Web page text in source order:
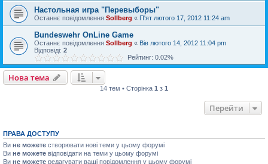
Настольная игра "Перевыборы"
Останнє повідомлення Sollberg « П'ят лютого 17, 2012 11:24 am
Bundeswehr OnLine Game
Останнє повідомлення Sollberg « Вів лютого 14, 2012 11:04 pm
Відповіді: 2
Рейтинг: 0.02%
Нова тема
14 тем • Сторінка 1 з 1
Перейти
ПРАВА ДОСТУПУ
Ви не можете створювати нові теми у цьому форумі
Ви не можете відповідати на теми у цьому форумі
Ви не можете редагувати ваші повідомлення у цьому форумі